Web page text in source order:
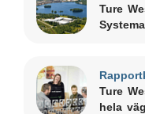
Ture
Ture
hela